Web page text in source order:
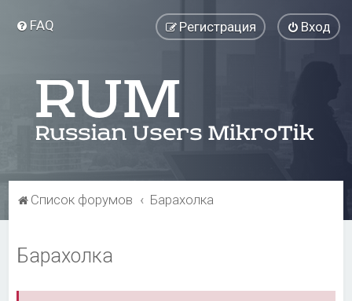
FAQ Вход
Регистрация
Список форумов Барахолка
Барахолка